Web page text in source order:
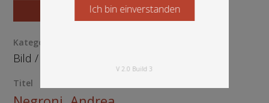
Ich bin einverstanden
Starten Sie jetzt
V 2.0 Build 3
Zur Vorschau
Kategorie / Medientyp
Bild/
Titel